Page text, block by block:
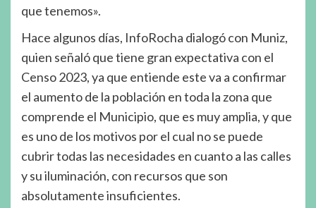
que tenemos».
Hace algunos días, InfoRocha dialogó con Muniz,
quien señaló que tiene gran expectativa con el
Censo 2023, ya que entiende este va a confirmar
el aumento de la población en toda la zona que
comprende el Municipio, que es muy amplia, y que
es uno de los motivos por el cual no se puede
cubrir todas las necesidades en cuanto a las calles
y su iluminación, con recursos que son
absolutamente insuficientes.